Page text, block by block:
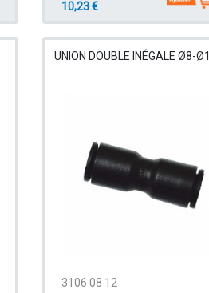
10,23 €
UNION DOUBLE INÉGALE Ø8-
3106 08 12